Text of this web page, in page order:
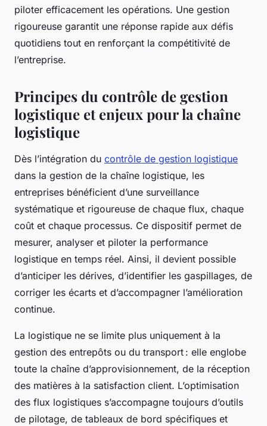
piloter efficacement les opérations. Une gestion
rigoureuse garantit une réponse rapide aux défis
quotidiens tout en renforçant la compétitivité de
l’entreprise.
Principes du contrôle de gestion
logistique et enjeux pour la chaîne
logistique
Dès l’intégration du contrôle de gestion logistique
dans la gestion de la chaîne logistique, les
entreprises bénéficient d’une surveillance
systématique et rigoureuse de chaque flux, chaque
coût et chaque processus. Ce dispositif permet de
mesurer, analyser et piloter la performance
logistique en temps réel. Ainsi, il devient possible
d’anticiper les dérives, d’identifier les gaspillages, de
corriger les écarts et d’accompagner l’amélioration
continue.
La logistique ne se limite plus uniquement à la
gestion des entrepôts ou du transport : elle englobe
toute la chaîne d’approvisionnement, de la réception
des matières à la satisfaction client. L’optimisation
des flux logistiques s’accompagne toujours d’outils
de pilotage, de tableaux de bord spécifiques et